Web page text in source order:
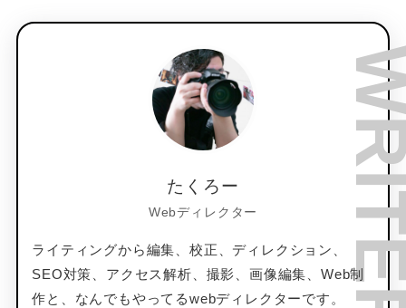
たくろー
Webディレクター
ライティングから編集、校正、ディレクション、
SEO対策、アクセス解析、撮影、画像編集、Web制
作と、なんでもやってるwebディレクターです。